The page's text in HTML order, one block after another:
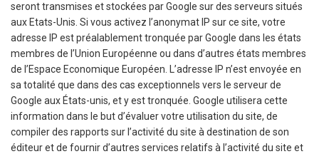
seront transmises et stockées par Google sur des serveurs situés
aux Etats-Unis. Si vous activez l’anonymat IP sur ce site, votre
adresse IP est préalablement tronquée par Google dans les états
membres de l’Union Européenne ou dans d’autres états membres
de l’Espace Economique Européen. L’adresse IP n’est envoyée en
sa totalité que dans des cas exceptionnels vers le serveur de
Google aux États-unis, et y est tronquée. Google utilisera cette
information dans le but d’évaluer votre utilisation du site, de
compiler des rapports sur l’activité du site à destination de son
éditeur et de fournir d’autres services relatifs à l’activité du site et